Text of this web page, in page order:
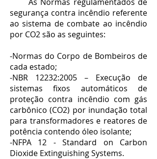
segurança contra incêndio referente
ao sistema de combate ao incêndio
por CO2 são as seguintes:
-Normas do Corpo de Bombeiros de
cada estado;
-NBR 12232:2005 – Execução de
sistemas fixos automáticos de
proteção contra incêndio com gás
carbônico (CO2) por inundação total
para transformadores e reatores de
potência contendo óleo isolante;
-NFPA 12 - Standard on Carbon
Dioxide Extinguishing Systems.